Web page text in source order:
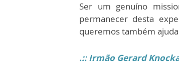
Ser um genuíno
permanecer desta
queremos também
.:: Irmão Gerard